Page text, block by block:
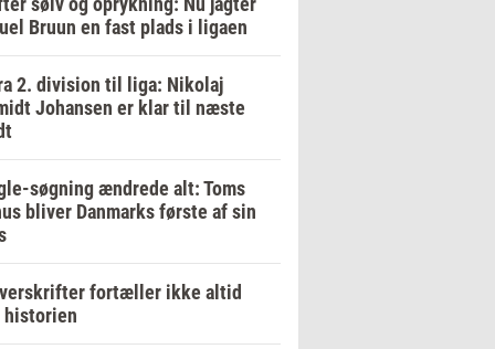
Bruun en fast plads i ligaen
2. division til liga: Nikolaj
Johansen er klar til næste
søgning ændrede alt: Toms
bliver Danmarks første af sin
fortæller ikke altid
historien